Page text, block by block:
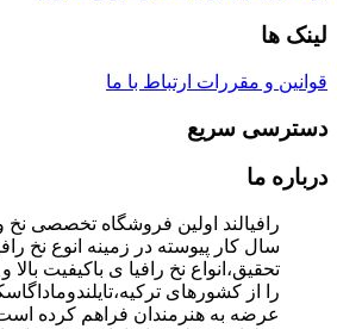
لینک ها
قوانین و مقررات ارتباط با ما
دسترسی سریع
درباره ما
رافیالند اولین فروشگاه تخصصی نخ
سال کار پیوسته در زمینه انوع نخ
تحقیق،انواع نخ رافیا ی باکیفیت بالا
را از کشورهای
عرضه به هنرمندان فراهم کرده